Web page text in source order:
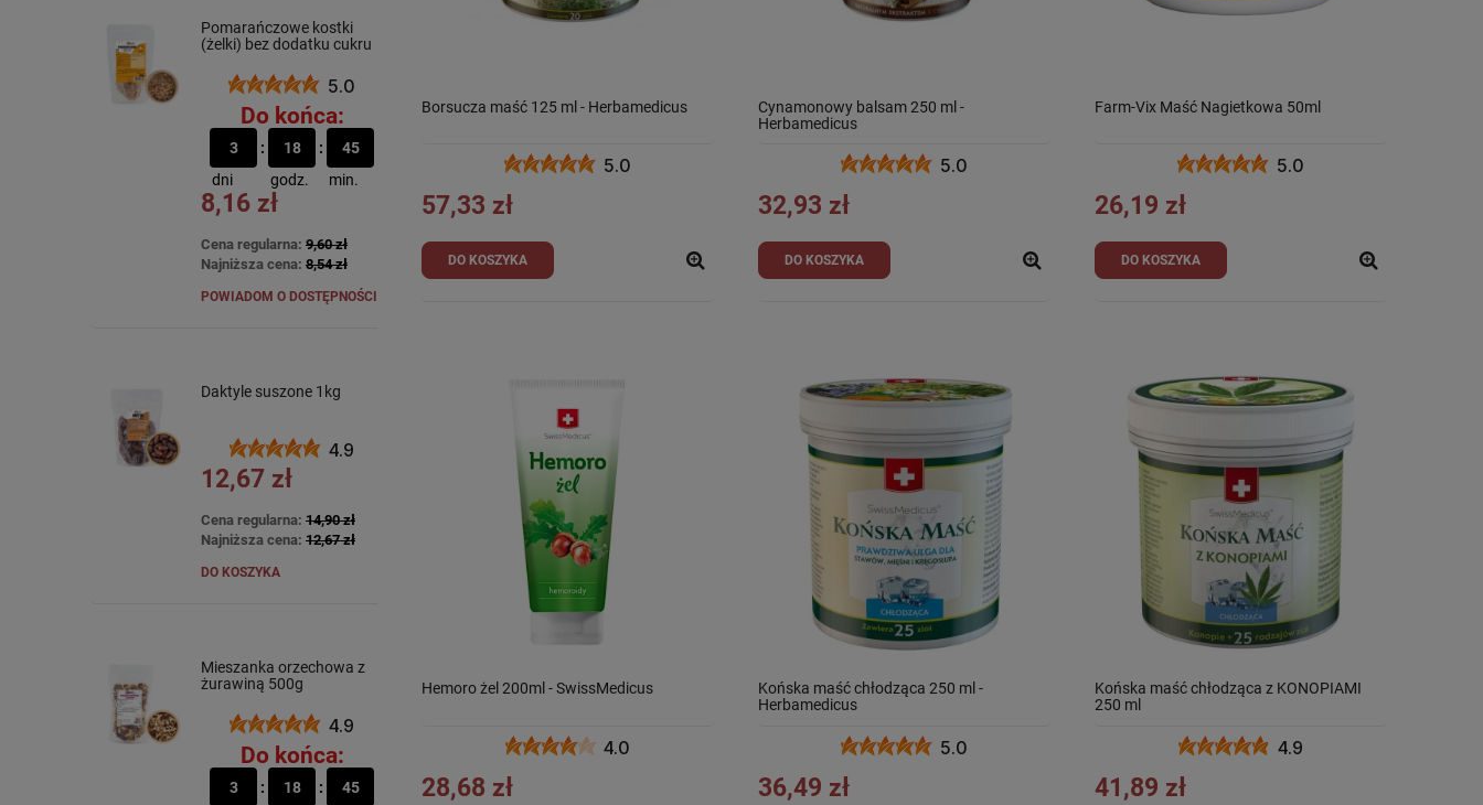
Pomarańczowe kostki
(żelki) bez dodatku cukru
5.0
Do końca:
3
dni
18
godz.
45
min.
8,16 zł
Cena regularna: 9,60 zł
Najniższa cena: 8,54 zł
POWIADOM O DOSTĘPNOŚCI
Daktyle suszone 1kg
4.9
12,67 zł
Cena regularna: 14,90 zł
Najniższa cena: 12,67 zł
DO KOSZYKA
Mieszanka orzechowa z
żurawiną 500g
4.9
Do końca:
3
18
45
Borsucza maść 125 ml - Herbamedicus
5.0
57,33 zł
DO KOSZYKA
Cynamonowy balsam 250 ml -
Herbamedicus
5.0
32,93 zł
DO KOSZYKA
Farm-Vix Maść Nagietkowa 50ml
5.0
26,19 zł
DO KOSZYKA
Hemoro żel 200ml - SwissMedicus
4.0
28,68 zł
Końska maść chłodząca 250 ml -
Herbamedicus
5.0
36,49 zł
Końska maść chłodząca z KONOPIAMI
250 ml
4.9
41,89 zł